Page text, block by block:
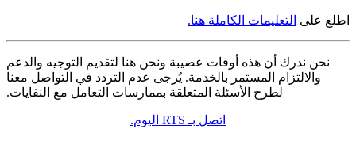
اطلع على التعليمات الكاملة هنا.
نحن ندرك أن هذه أوقات عصيبة ونحن هنا لتقديم التوجيه والدعم
والالتزام المستمر بالخدمة. يُرجى عدم التردد في التواصل معنا
لطرح الأسئلة المتعلقة بممارسات التعامل مع النفايات.
اتصل بـ RTS اليوم.